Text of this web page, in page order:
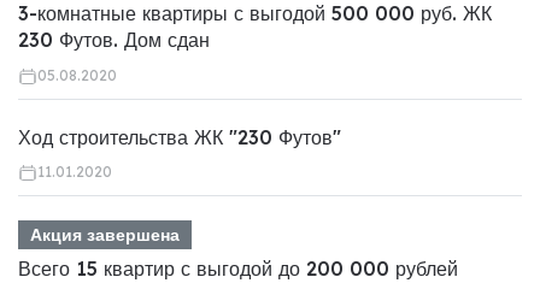
3-комнатные квартиры с выгодой 500 000 руб. ЖК
230 Футов. Дом сдан
05.08.2020
Ход строительства ЖК "230 Футов"
11.01.2020
Акция завершена
Всего 15 квартир с выгодой до 200 000 рублей